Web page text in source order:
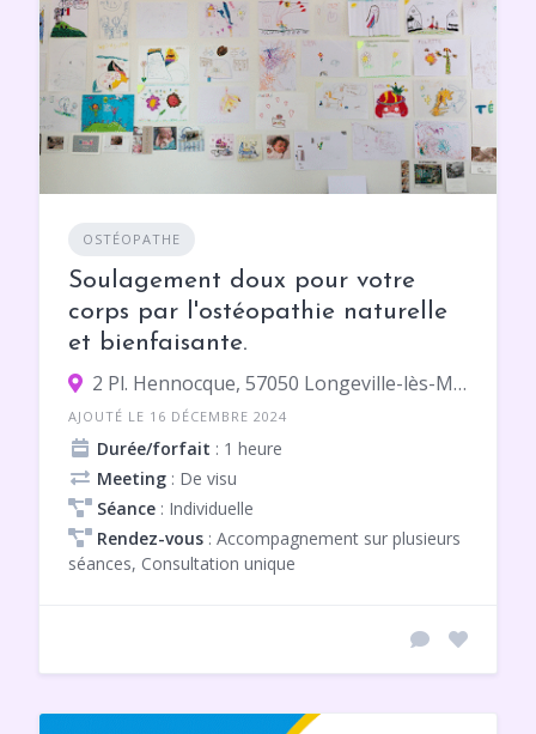
OSTÉOPATHE
Soulagement doux pour votre
corps par l'ostéopathie naturelle
et bienfaisante.
2 Pl. Hennocque, 57050 Longeville-lès-Metz
AJOUTÉ LE 16 DÉCEMBRE 2024
Durée/forfait : 1 heure
Meeting : De visu
Séance : Individuelle
Rendez-vous : Accompagnement sur plusieurs
séances, Consultation unique